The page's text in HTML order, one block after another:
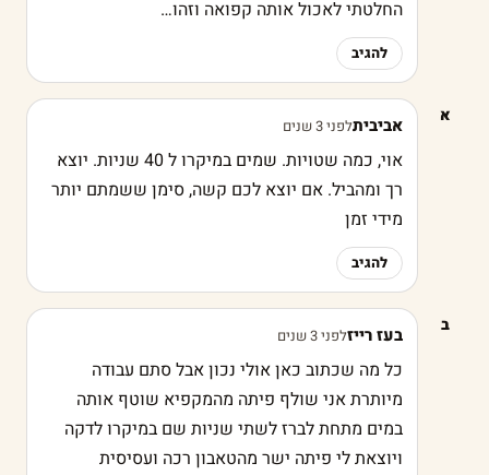
החלטתי לאכול אותה קפואה וזהו…
להגיב
א אביביתלפני 3 שנים
אוי, כמה שטויות. שמים במיקרו ל 40 שניות. יוצא
רך ומהביל. אם יוצא לכם קשה, סימן ששמתם יותר
מידי זמן
להגיב
ב בעז רייזלפני 3 שנים
כל מה שכתוב כאן אולי נכון אבל סתם עבודה
מיותרת אני שולף פיתה מהמקפיא שוטף אותה
במים מתחת לברז לשתי שניות שם במיקרו לדקה
ויוצאת לי פיתה ישר מהטאבון רכה ועסיסית